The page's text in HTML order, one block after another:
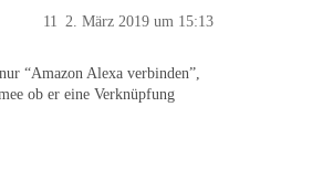
2. März 2019 um 15:13
11
“Amazon Alexa verbinden”,
ob er eine Verknüpfung